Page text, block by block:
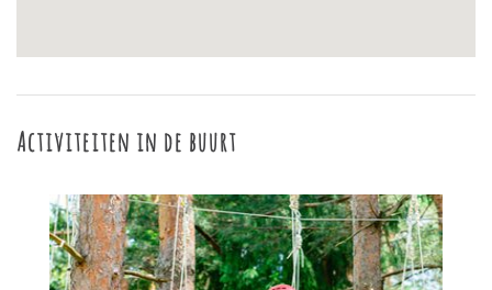
Activiteiten in de buurt